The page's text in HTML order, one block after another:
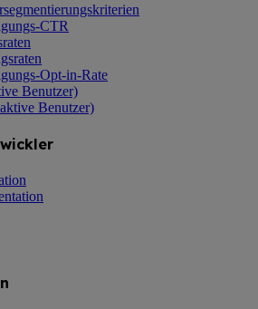
CTR
Opt-in-Rate
Benutzer)
Benutzer)